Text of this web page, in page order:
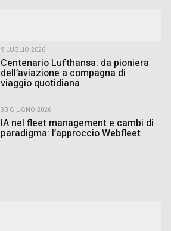
9 LUGLIO 2026
Centenario Lufthansa: da pioniera
dell’aviazione a compagna di
viaggio quotidiana
30 GIUGNO 2026
IA nel fleet management e cambi di
paradigma: l’approccio Webfleet